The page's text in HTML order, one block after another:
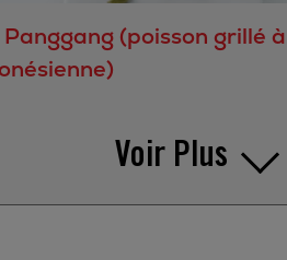
Panggang (poisson grillé à
Voir Plus